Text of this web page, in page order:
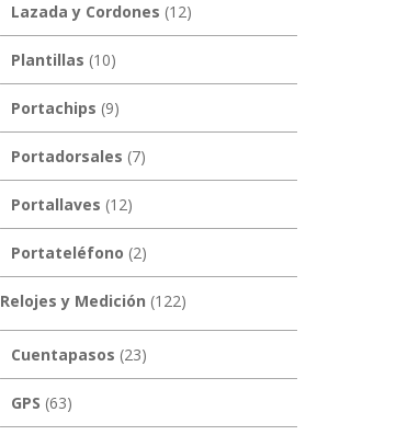
Lazada y Cordones (12)
Plantillas (10)
Portachips (9)
Portadorsales (7)
Portallaves (12)
Portateléfono (2)
Relojes y Medición (122)
Cuentapasos (23)
GPS (63)